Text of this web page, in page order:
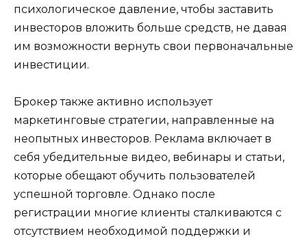
психологическое давление, чтобы заставить
инвесторов вложить больше средств, не давая
им возможности вернуть свои первоначальные
инвестиции.
Брокер также активно использует
маркетинговые стратегии, направленные на
неопытных инвесторов. Реклама включает в
себя убедительные видео, вебинары и статьи,
которые обещают обучить пользователей
успешной торговле. Однако после
регистрации многие клиенты сталкиваются с
отсутствием необходимой поддержки и